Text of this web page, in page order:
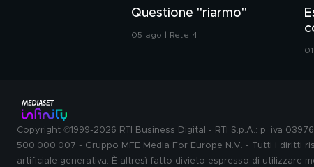
Questione "riarmo"
05 ago | Rete 4
Copyright ©1999-2026 RTI Business Digital - RTI S.p.A.: p. iva
500.000.007 - Gruppo MFE Media For Europe N.V. - Tutti i diritti
artificiale generativa. È altresì fatto divieto espresso di utilizzare